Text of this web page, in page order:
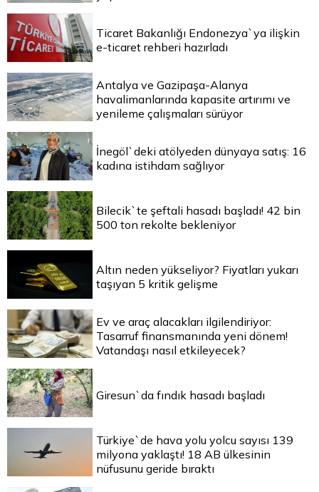
Ticaret Bakanlığı Endonezya`ya ilişkin
e-ticaret rehberi hazırladı
Antalya ve Gazipaşa-Alanya
havalimanlarında kapasite artırımı ve
yenileme çalışmaları sürüyor
İnegöl`deki atölyeden dünyaya satış: 16
kadına istihdam sağlıyor
Bilecik`te şeftali hasadı başladı! 42 bin
500 ton rekolte bekleniyor
Altın neden yükseliyor? Fiyatları yukarı
taşıyan 5 kritik gelişme
Ev ve araç alacakları ilgilendiriyor:
Tasarruf finansmanında yeni dönem!
Vatandaşı nasıl etkileyecek?
Giresun`da fındık hasadı başladı
Türkiye`de hava yolu yolcu sayısı 139
milyona yaklaştı! 18 AB ülkesinin
nüfusunu geride bıraktı